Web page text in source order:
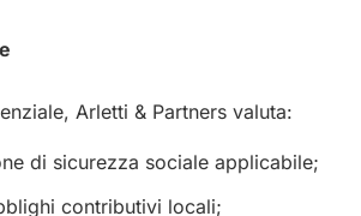
Arletti & Partners valuta:
di sicurezza sociale applicabile;
contributivi locali;